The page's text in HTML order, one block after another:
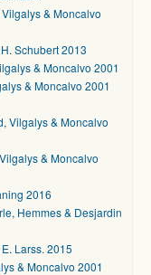
& Moncalvo
Schubert 2013
& Moncalvo 2001
& Moncalvo 2001
Vilgalys & Moncalvo
& Moncalvo
2016
Hemmes & Desjardin
Larss. 2015
& Moncalvo 2001